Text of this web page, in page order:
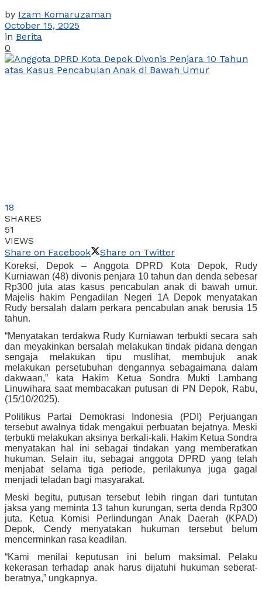
by Izam Komaruzaman
October 15, 2025
in Berita
0
18
SHARES
51
VIEWS
Share on Facebook
Share on Twitter
Koreksi, Depok – Anggota DPRD Kota Depok, Rudy
Kurniawan (48) divonis penjara 10 tahun dan denda sebesar
Rp300 juta atas kasus pencabulan anak di bawah umur.
Majelis hakim Pengadilan Negeri 1A Depok menyatakan
Rudy bersalah dalam perkara pencabulan anak berusia 15
tahun.
“Menyatakan terdakwa Rudy Kurniawan terbukti secara sah
dan meyakinkan bersalah melakukan tindak pidana dengan
sengaja melakukan tipu muslihat, membujuk anak
melakukan persetubuhan dengannya sebagaimana dalam
dakwaan,” kata Hakim Ketua Sondra Mukti Lambang
Linuwihara saat membacakan putusan di PN Depok, Rabu,
(15/10/2025).
Politikus Partai Demokrasi Indonesia (PDI) Perjuangan
tersebut awalnya tidak mengakui perbuatan bejatnya. Meski
terbukti melakukan aksinya berkali-kali. Hakim Ketua Sondra
menyatakan hal ini sebagai tindakan yang memberatkan
hukuman. Selain itu, sebagai anggota DPRD yang telah
menjabat selama tiga periode, perilakunya juga gagal
menjadi teladan bagi masyarakat.
Meski begitu, putusan tersebut lebih ringan dari tuntutan
jaksa yang meminta 13 tahun kurungan, serta denda Rp300
juta. Ketua Komisi Perlindungan Anak Daerah (KPAD)
Depok, Cendy menyatakan hukuman tersebut belum
mencerminkan rasa keadilan.
“Kami menilai keputusan ini belum maksimal. Pelaku
kekerasan terhadap anak harus dijatuhi hukuman seberat-
beratnya,” ungkapnya.